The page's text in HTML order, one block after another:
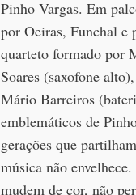
Pinho Vargas. Em
por Oeiras, Funchal e
quarteto formado por
Soares (saxofone
Mário Barreiros
emblemáticos de
gerações que
música não
mudem de cor, não